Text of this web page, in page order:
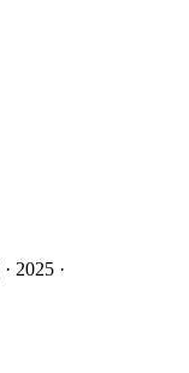
2025 ·